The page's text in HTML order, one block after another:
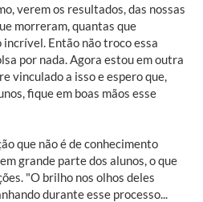
verem os resultados, das nossas
morreram, quantas que
Então não troco essa
por nada. Agora estou em outra
vinculado a isso e espero que,
fique em boas mãos esse
que não é de conhecimento
grande parte dos alunos, o que
"O brilho nos olhos deles
durante esse processo...